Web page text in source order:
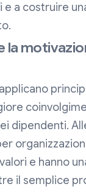
e a costruire
la
dipendenti.
e hanno
il semplice